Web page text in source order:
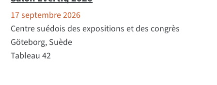
17 septembre 2026
Centre suédois des expositions et des congrès
Göteborg, Suède
Tableau 42